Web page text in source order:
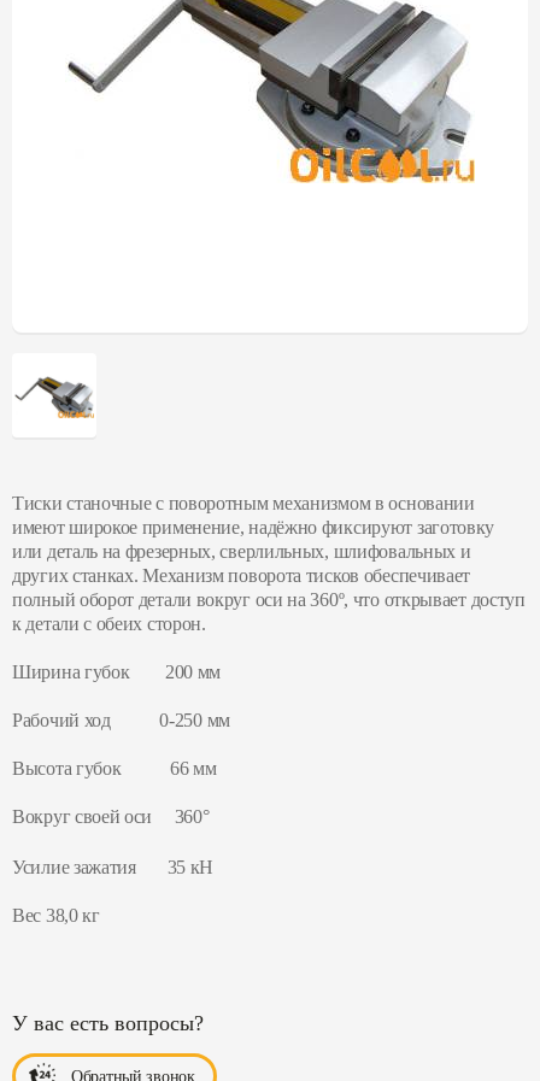
Тиски станочные с поворотным механизмом в основании
имеют широкое применение, надёжно фиксируют заготовку
или деталь на фрезерных, сверлильных, шлифовальных и
других станках. Механизм поворота тисков обеспечивает
полный оборот детали вокруг оси на 360º, что открывает доступ
к детали с обеих сторон.
Ширина губок 200 мм
Рабочий ход 0-250 мм
Высота губок 66 мм
Вокруг своей оси 360°
Усилие зажатия 35 кН
Вес 38,0 кг
У вас есть вопросы?
Обратный звонок